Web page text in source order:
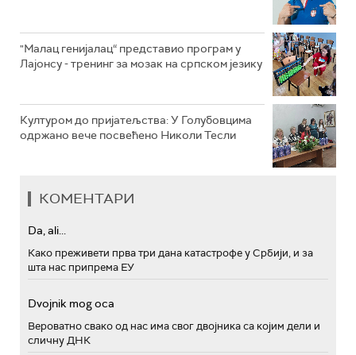
"Малац генијалац“ представио програм у
Лајонсу - тренинг за мозак на српском језику
Културом до пријатељства: У Голубовцима
одржано вече посвећено Николи Тесли
КОМЕНТАРИ
Da, ali...
Како преживети прва три дана катастрофе у Србији, и за
шта нас припрема ЕУ
Dvojnik mog oca
Вероватно свако од нас има свог двојника са којим дели и
сличну ДНК